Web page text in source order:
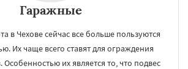
Гаражные
в Чехове сейчас все больше пользуются
Их чаще всего ставят для ограждения
их является то, что подвес